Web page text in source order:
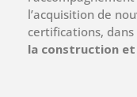
Je choisis
l’acquisition de
certifications, dans
la construction et